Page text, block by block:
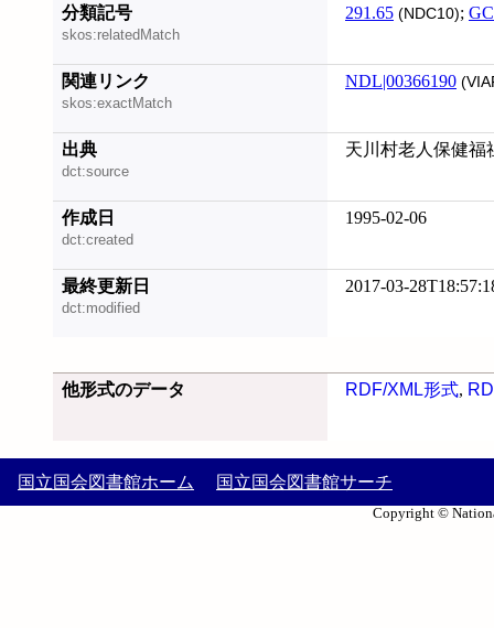
分類記号
skos:relatedMatch
291.65 (NDC10);
関連リンク
skos:exactMatch
NDL|00366190
出典
dct:source
天川村老人保健福
作成日
dct:created
1995-02-06
最終更新日
dct:modified
2017-03-
他形式のデータ RDF/XML形式,
国立国会図書館ホーム 国立国会図書館サーチ
Copyright ©